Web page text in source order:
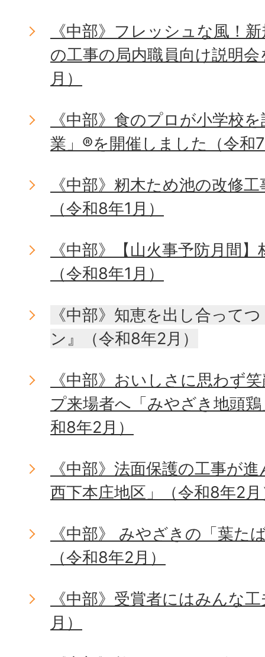
《中部》フレッシュな風！
の工事の局内職員向け説明
月）
《中部》食のプロが小学校
業」®を開催しました（令和
《中部》籾木ため池の改修
（令和8年1月）
《中部》【山火事予防月間
（令和8年1月）
《中部》知恵を出し合って
ン』（令和8年2月）
《中部》おいしさに思わず
プ来場者へ「みやざき地頭
和8年2月）
《中部》法面保護の工事が
西下本庄地区」（令和8年2
《中部》 みやざきの「葉た
（令和8年2月）
《中部》受賞者にはみんな
月）